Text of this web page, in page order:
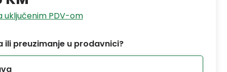
uključenim PDV-om
ili preuzimanje u prodavnici?